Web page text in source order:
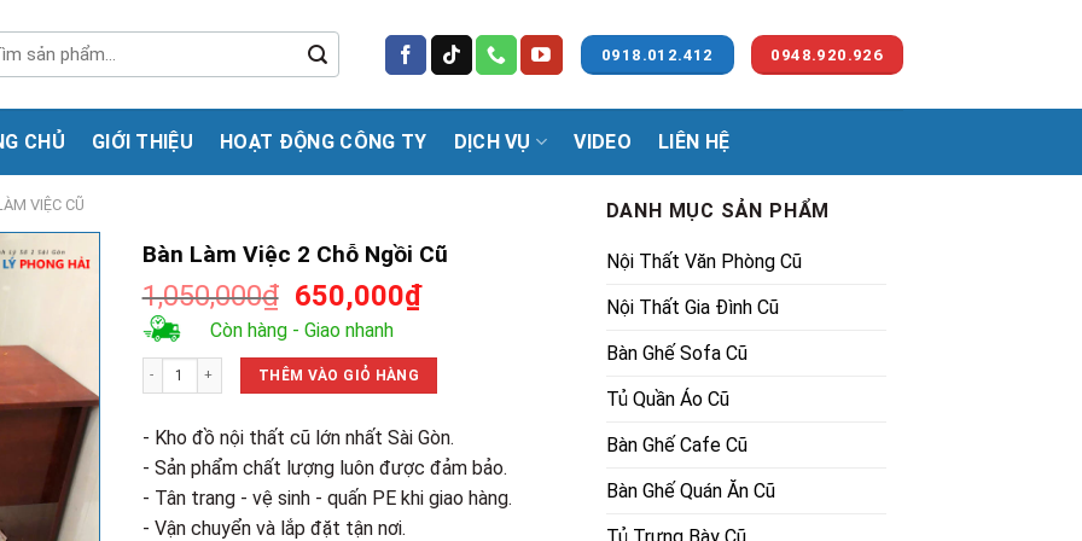
0918.012.412 0948.920.926
CHỦ GIỚI THIỆU HOẠT ĐỘNG CÔNG TY DỊCH VỤ VIDEO LIÊN HỆ
VIỆC CŨ
Bàn Làm Việc 2 Chỗ Ngồi Cũ
1,050,000₫ Giá
gốc
là:
1,050,000₫.
650,000₫Giá
tại
Còn hàng - Giao nhanh
Bàn Làm Việc 2 Chỗ Ngồi Cũ số lượng
THÊM VÀO GIỎ HÀNG
- Kho đồ nội thất cũ lớn nhất Sài Gòn.
- Sản phẩm chất lượng luôn được đảm bảo.
- Tân trang - vệ sinh - quấn PE khi giao hàng.
- Vận chuyển và lắp đặt tận nơi.
DANH MỤC SẢN PHẨM
Nội Thất Văn Phòng Cũ
Nội Thất Gia Đình Cũ
Bàn Ghế Sofa Cũ
Tủ Quần Áo Cũ
Bàn Ghế Cafe Cũ
Bàn Ghế Quán Ăn Cũ
Tủ Trưng Bày Cũ